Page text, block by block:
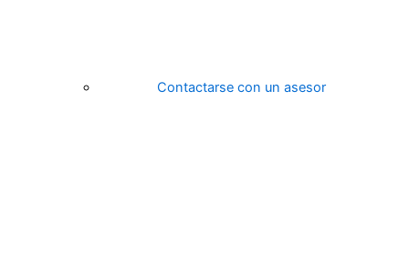
Contactarse con un asesor